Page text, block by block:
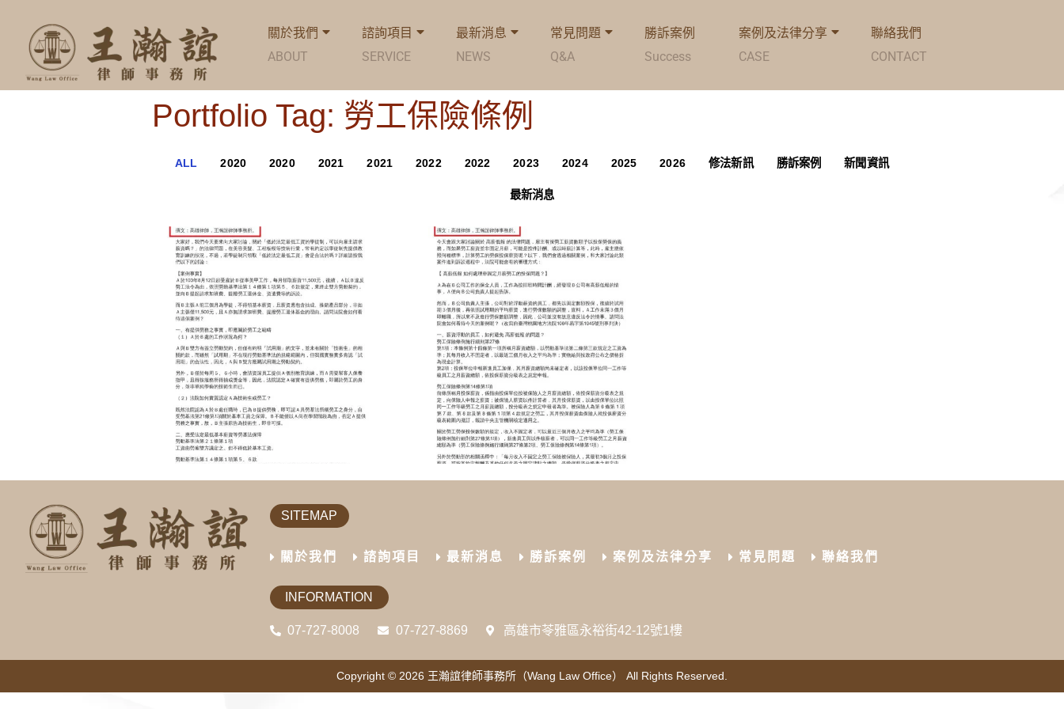
關於我們
ABOUT
諮詢項目
SERVICE
最新消息
NEWS
常見問題
Q&A
勝訴案例
Success
案例及法律分享
CASE
聯絡我們
CONTACT
Portfolio Tag: 勞工保險條例
ALL 2020 2020 2021 2021 2022 2022 2023 2024 2025 2026 修法新訊 勝訴案例 新聞資訊
最新消息
SITEMAP
關於我們 諮詢項目 最新消息 勝訴案例 案例及法律分享 常見問題 聯絡我們
INFORMATION
07-727-8008 07-727-8869 高雄市苓雅區永裕街42-12號1樓
Copyright © 2026 王瀚誼律師事務所（Wang Law Office） All Rights Reserved.